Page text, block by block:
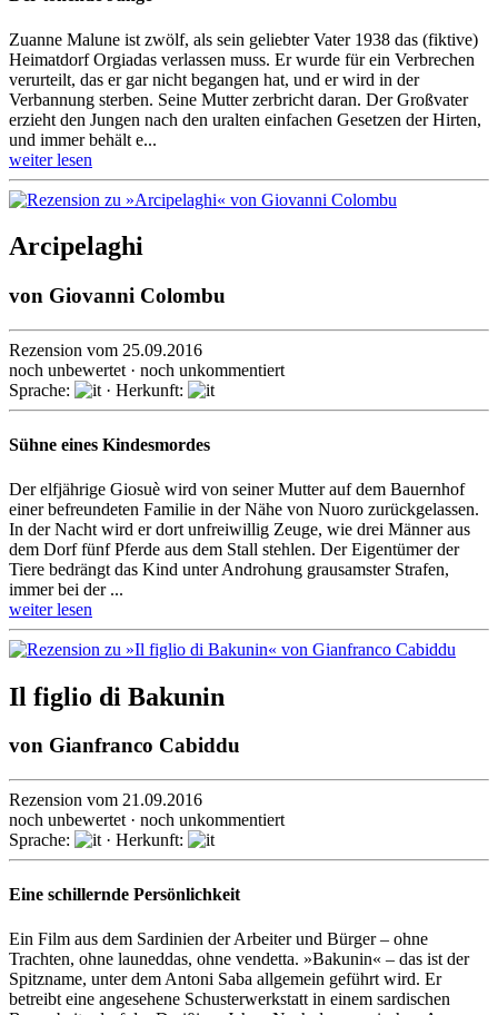
Zuanne Malune ist zwölf, als sein geliebter Vater 1938 das (fiktive)
Heimat­dorf Orgiadas verlassen muss. Er wurde für ein Verbrechen
verurteilt, das er gar nicht begangen hat, und er wird in der
Verbannung sterben. Seine Mutter zerbricht daran. Der Großvater
erzieht den Jungen nach den uralten einfachen Gesetzen der Hirten,
und immer behält e...
weiter lesen
Arcipelaghi
von Giovanni Colombu
Rezension vom 25.09.2016
noch unbewertet · noch unkommentiert
Sprache:
· Herkunft:
Sühne eines Kindesmordes
Der elfjährige Giosuè wird von seiner Mutter auf dem Bauernhof
einer befreun­deten Familie in der Nähe von Nuoro zurückge­lassen.
In der Nacht wird er dort unfrei­willig Zeuge, wie drei Männer aus
dem Dorf fünf Pferde aus dem Stall stehlen. Der Eigen­tümer der
Tiere bedrängt das Kind unter Androhung grau­samster Strafen,
immer bei der ...
weiter lesen
Il figlio di Bakunin
von Gianfranco Cabiddu
Rezension vom 21.09.2016
noch unbewertet · noch unkommentiert
Sprache:
· Herkunft:
Eine schillernde Persönlichkeit
Ein Film aus dem Sardinien der Arbeiter und Bürger – ohne
Trachten, ohne launeddas, ohne vendetta. »Bakunin« – das ist der
Spitzname, unter dem Antoni Saba allgemein geführt wird. Er
betreibt eine ange­sehene Schuster­werkstatt in einem sardi­schen